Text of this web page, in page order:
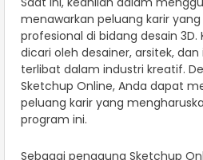
menawarkan peluang karir
profesional di bidang desain
dicari oleh desainer, arsitek,
terlibat dalam industri kreatif.
Sketchup Online, Anda dapat
peluang karir yang
program ini.
Sebagai pengguna Sketchup